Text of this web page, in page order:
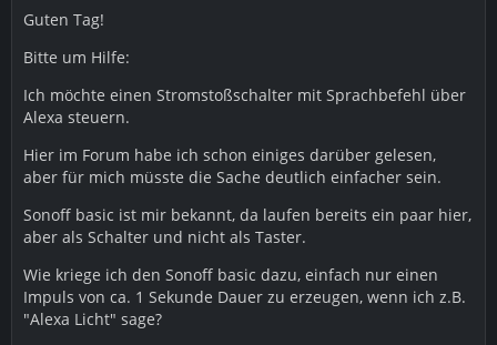
Guten Tag!
Bitte um Hilfe:
Ich möchte einen Stromstoßschalter mit Sprachbefehl über
Alexa steuern.
Hier im Forum habe ich schon einiges darüber gelesen,
aber für mich müsste die Sache deutlich einfacher sein.
Sonoff basic ist mir bekannt, da laufen bereits ein paar hier,
aber als Schalter und nicht als Taster.
Wie kriege ich den Sonoff basic dazu, einfach nur einen
Impuls von ca. 1 Sekunde Dauer zu erzeugen, wenn ich z.B.
"Alexa Licht" sage?